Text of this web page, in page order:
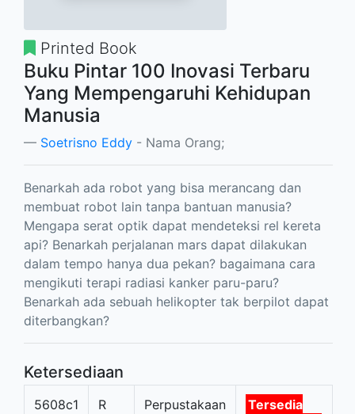
Printed Book
Buku Pintar 100 Inovasi Terbaru
Yang Mempengaruhi Kehidupan
Manusia
Soetrisno Eddy - Nama Orang;
Benarkah ada robot yang bisa merancang dan
membuat robot lain tanpa bantuan manusia?
Mengapa serat optik dapat mendeteksi rel kereta
api? Benarkah perjalanan mars dapat dilakukan
dalam tempo hanya dua pekan? bagaimana cara
mengikuti terapi radiasi kanker paru-paru?
Benarkah ada sebuah helikopter tak berpilot dapat
diterbangkan?
Ketersediaan
5608c1
R
Perpustakaan
Tersedia